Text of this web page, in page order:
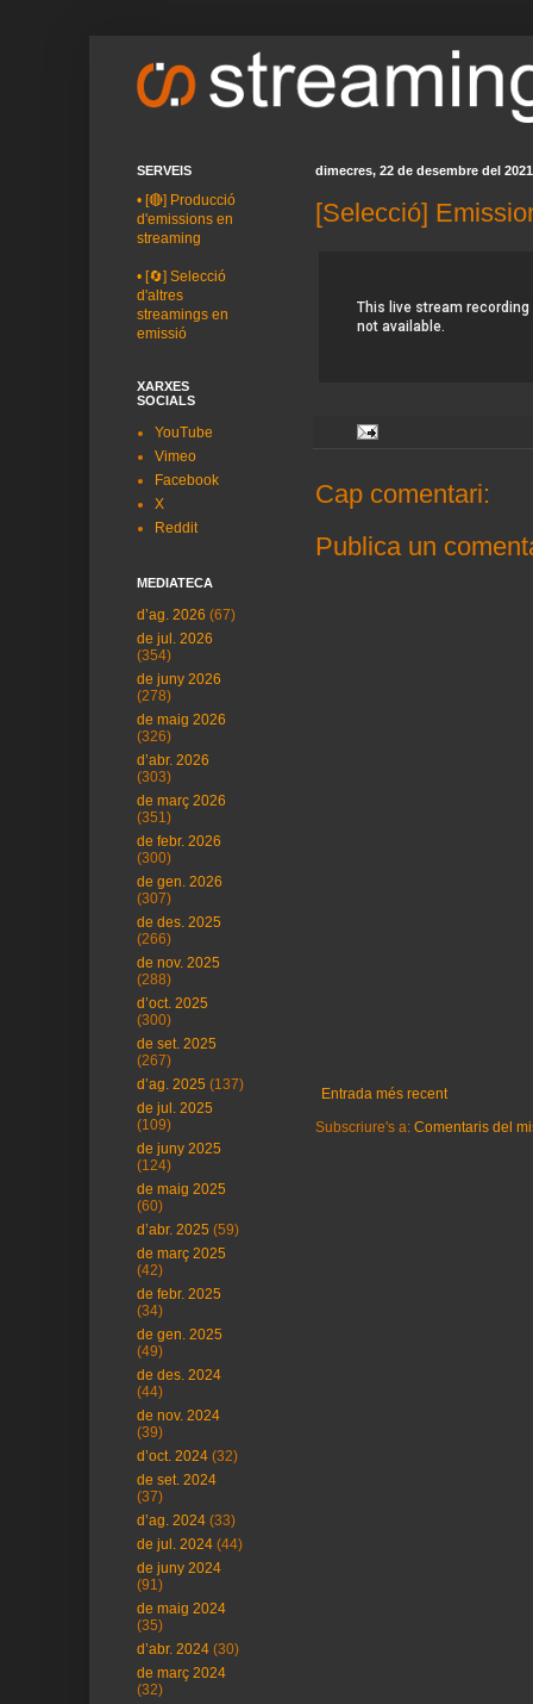
dimecres, 22 de desembre del 2021
[Selecció]
Cap comentari:
Publica un
Entrada més recent
Subscriure's a: Comentaris del
SERVEIS
• [🔴] Producció
d'emissions en
streaming
• [🔄] Selecció
d'altres
streamings en
emissió
XARXES
SOCIALS
YouTube
Vimeo
Facebook
X
Reddit
MEDIATECA
d’ag. 2026 (67)
de jul. 2026
(354)
de juny 2026
(278)
de maig 2026
(326)
d’abr. 2026
(303)
de març 2026
(351)
de febr. 2026
(300)
de gen. 2026
(307)
de des. 2025
(266)
de nov. 2025
(288)
d’oct. 2025
(300)
de set. 2025
(267)
d’ag. 2025 (137)
de jul. 2025
(109)
de juny 2025
(124)
de maig 2025
(60)
d’abr. 2025 (59)
de març 2025
(42)
de febr. 2025
(34)
de gen. 2025
(49)
de des. 2024
(44)
de nov. 2024
(39)
d’oct. 2024 (32)
de set. 2024
(37)
d’ag. 2024 (33)
de jul. 2024 (44)
de juny 2024
(91)
de maig 2024
(35)
d’abr. 2024 (30)
de març 2024
(32)